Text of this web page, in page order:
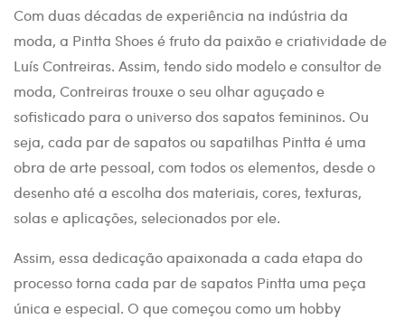
Com duas décadas de experiência na indústria da
moda, a Pintta Shoes é fruto da paixão e criatividade de
Luís Contreiras. Assim, tendo sido modelo e consultor de
moda, Contreiras trouxe o seu olhar aguçado e
sofisticado para o universo dos sapatos femininos. Ou
seja, cada par de sapatos ou sapatilhas Pintta é uma
obra de arte pessoal, com todos os elementos, desde o
desenho até a escolha dos materiais, cores, texturas,
solas e aplicações, selecionados por ele.
Assim, essa dedicação apaixonada a cada etapa do
processo torna cada par de sapatos Pintta uma peça
única e especial. O que começou como um hobby